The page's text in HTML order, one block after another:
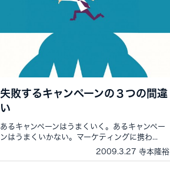
失敗するキャンペーンの３つの間違
い
あるキャンペーンはうまくいく。あるキャンペー
ンはうまくいかない。マーケティングに携わ...
2009.3.27 寺本隆裕